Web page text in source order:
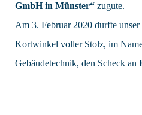
GmbH in Münster“ zugute.
Am 3. Februar 2020 durfte
Kortwinkel voller Stolz, im
Gebäudetechnik, den Scheck an